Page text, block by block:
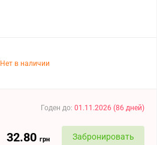
Нет в наличии
Годен до: 01.11.2026 (86 дней)
32.80 грн Забронировать